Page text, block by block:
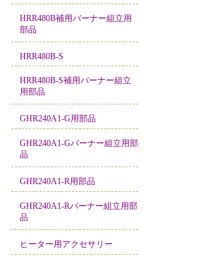
HRR480B補用バーナー組立用
部品
HRR480B-S
HRR480B-S補用バーナー組立
用部品
GHR240A1-G用部品
GHR240A1-Gバーナー組立用部
品
GHR240A1-R用部品
GHR240A1-Rバーナー組立用部
品
ヒーター用アクセサリー